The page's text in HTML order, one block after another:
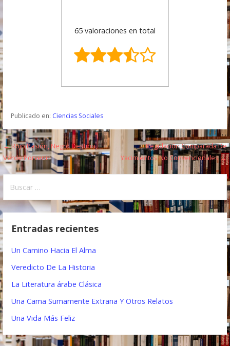
65 valoraciones en total
Publicado en: Ciencias Sociales
N
a
v
e
a
ó
n
d
← Rojo Pasión, Negro Destino,
Verde Porvenir
Regulación Comparada De
Yacimientos No Convencionales →
s
Entradas recientes
Un Camino Hacia El Alma
Veredicto De La Historia
La Literatura árabe Clásica
Una Cama Sumamente Extrana Y Otros Relatos
Una Vida Más Feliz